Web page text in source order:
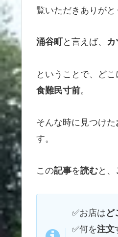
覧いただきありが
涌谷町と言えば、
ということで、ど
食難民寸前。
そんな時に見つけた
す。
この記事を読むと、
✅お店はど
✅何を注文